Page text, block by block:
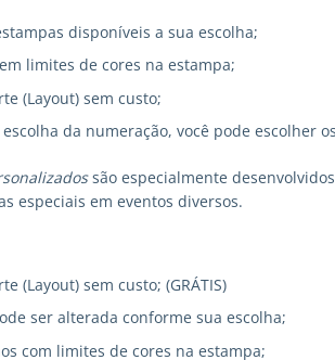
disponíveis a sua escolha;
limites de cores na estampa;
(Layout) sem custo;
da numeração, você pode escolher
são especialmente
especiais em eventos diversos.
(Layout) sem custo; (GRÁTIS)
ser alterada conforme sua escolha;
com limites de cores na estampa;